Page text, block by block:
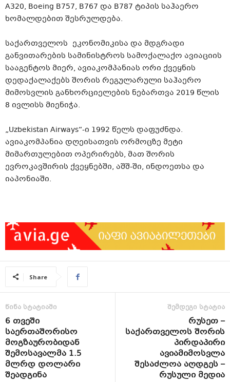
A320, Boeing B757, B767 და B787 ტიპის საჰაერო
ხომალდებით შესრულდება.
საქართველოს ეკონომიკისა და მდგრადი
განვითარების სამინისტროს სამოქალაქო ავიაციის
სააგენტოს მიერ, ავიაკომპანიას ორი ქვეყნის
დედაქალაქებს შორის რეგულარული საჰაერო
მიმოსვლის განხორციელების ნებართვა 2019 წლის
8 ივლისს მიენიჭა.
„Uzbekistan Airways“-ი 1992 წელს დაფუძნდა.
ავიაკომპანია დღეისათვის ორმოცზე მეტი
მიმართულებით ოპერირებს, მათ შორის
ევროკავშირის ქვეყნებში, აშშ-ში, ინდოეთსა და
იაპონიაში.
Share
წინა სტატიაში
6 თვეში
საერთაშორისო
მოგზაურობიდან
შემოსავალმა 1.5
მლრდ დოლარი
შეადგინა
შემდეგი სტატია
რუსეთ –
საქართველოს შორის
პირდაპირი
ავიამიმოსვლა
შესაძლოა აღდგეს –
რუსული მედია